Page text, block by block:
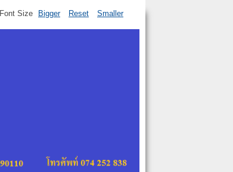
Font Size Bigger Reset Smaller